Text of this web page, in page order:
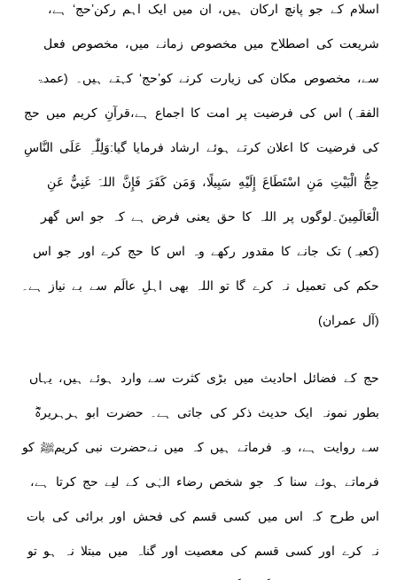
اسلام کے جو پانچ ارکان ہیں، ان میں ایک اہم رکن’حج‘ ہے،
شریعت کی اصطلاح میں مخصوص زمانے میں، مخصوص فعل
سے، مخصوص مکان کی زیارت کرنے کو’حج‘ کہتے ہیں۔ (عمدۃ
الفقہ) اس کی فرضیت پر امت کا اجماع ہے،قرآنِ کریم میں حج
کی فرضیت کا اعلان کرتے ہوئے ارشاد فرمایا گیا:وَلِلّٰہِ عَلَى النَّاسِ
حِجُّ الْبَيْتِ مَنِ اسْتَطَاعَ إِلَيْهِ سَبِيلًا، وَمَن كَفَرَ فَإِنَّ اللہَ غَنِيٌّ عَنِ
الْعَالَمِينَ۔لوگوں پر اللہ کا حق یعنی فرض ہے کہ جو اس گھر
(کعبہ) تک جانے کا مقدور رکھے وہ اس کا حج کرے اور جو اس
حکم کی تعمیل نہ کرے گا تو اللہ بھی اہلِ عالَم سے بے نیاز ہے۔
(آل عمران)
حج کے فضائل احادیث میں بڑی کثرت سے وارد ہوئے ہیں، یہاں
بطور نمونہ ایک حدیث ذکر کی جاتی ہے۔ حضرت ابو ہرہریرہؓ
سے روایت ہے، وہ فرماتے ہیں کہ میں نےحضرت نبی کریمﷺ کو
فرماتے ہوئے سنا کہ جو شخص رضاء الہٰی کے لیے حج کرتا ہے،
اس طرح کہ اس میں کسی قسم کی فحش اور برائی کی بات
نہ کرے اور کسی قسم کی معصیت اور گناہ میں مبتلا نہ ہو تو